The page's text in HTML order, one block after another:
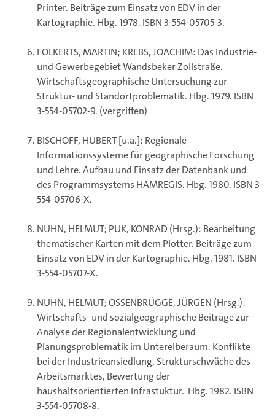
Printer. Beiträge zum Einsatz von EDV in der
Kartographie. Hbg. 1978. ISBN 3-554-05705-3.
FOLKERTS, MARTIN; KREBS, JOACHIM: Das Industrie-
und Gewerbegebiet Wandsbeker Zollstraße.
Wirtschaftsgeographische Untersuchung zur
Struktur- und Standortproblematik. Hbg. 1979. ISBN
3-554-05702-9. (vergriffen)
BISCHOFF, HUBERT [u.a.]: Regionale
Informationssysteme für geographische Forschung
und Lehre. Aufbau und Einsatz der Datenbank und
des Programmsystems HAMREGIS. Hbg. 1980. ISBN 3-
554-05706-X.
NUHN, HELMUT; PUK, KONRAD (Hrsg.): Bearbeitung
thematischer Karten mit dem Plotter. Beiträge zum
Einsatz von EDV in der Kartographie. Hbg. 1981. ISBN
3-554-05707-X.
NUHN, HELMUT; OSSENBRÜGGE, JÜRGEN (Hrsg.):
Wirtschafts- und sozialgeographische Beiträge zur
Analyse der Regionalentwicklung und
Planungsproblematik im Unterelberaum. Konflikte
bei der Industrieansiedlung, Strukturschwäche des
Arbeitsmarktes, Bewertung der
haushaltsorientierten Infrastuktur. Hbg. 1982. ISBN
3-554-05708-8.